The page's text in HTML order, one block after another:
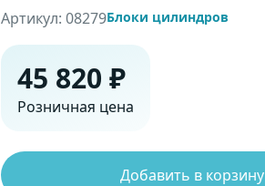
Артикул: 08279Блоки цилиндров
45 820 ₽
Розничная цена
Добавить в корзину